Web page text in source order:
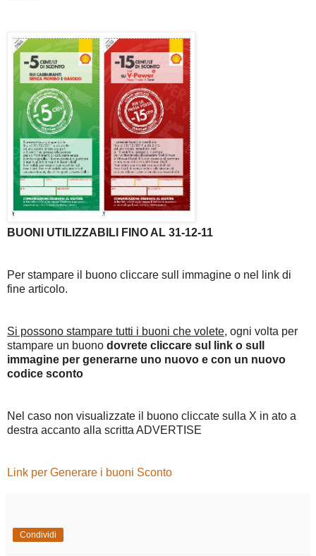
BUONI UTILIZZABILI FINO AL 31-12-11
Per stampare il buono cliccare sull immagine o nel link di
fine articolo.
Si possono stampare tutti i buoni che volete, ogni volta per
stampare un buono dovrete cliccare sul link o sull
immagine per generarne uno nuovo e con un nuovo
codice sconto
Nel caso non visualizzate il buono cliccate sulla X in ato a
destra accanto alla scritta ADVERTISE
Link per Generare i buoni Sconto
Condividi